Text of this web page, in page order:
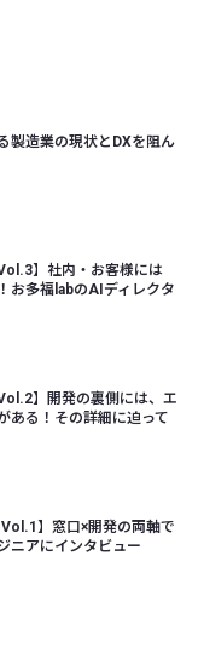
製造業の現状とDXを阻ん
】社内・お客様には
お多福labのAIディレクタ
】開発の裏側には、エ
ある！その詳細に迫って
】窓口×開発の両軸で
ニアにインタビュー